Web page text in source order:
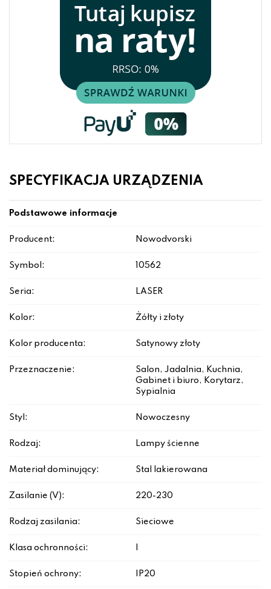
SPECYFIKACJA URZĄDZENIA
Podstawowe informacje
Producent: Nowodvorski
Symbol: 10562
Seria: LASER
Kolor: Żółty i złoty
Kolor producenta: Satynowy złoty
Przeznaczenie:
Salon, Jadalnia, Kuchnia,
Gabinet i biuro, Korytarz,
Sypialnia
Styl: Nowoczesny
Rodzaj: Lampy ścienne
Materiał dominujący: Stal lakierowana
Zasilanie (V): 220-230
Rodzaj zasilania: Sieciowe
Klasa ochronności:
Stopień ochrony: IP20